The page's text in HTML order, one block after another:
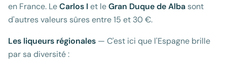
en France. LeCarlos I et leGran Duque de Alba sont
d'autres valeurs sûres entre 15 et 30 €.
Les liqueurs régionales — C'est ici que l'Espagne brille
par sa diversité :